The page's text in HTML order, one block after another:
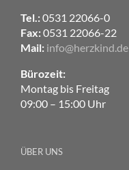
Tel.:0531 22066-0
Fax:0531 22066-22
Mail: info@herzkind.de
Bürozeit:
Montag bis Freitag
09:00 – 15:00 Uhr
ÜBER UNS